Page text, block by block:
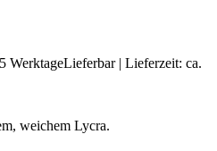
Lieferbar | Lieferzeit: ca.
weichem Lycra.